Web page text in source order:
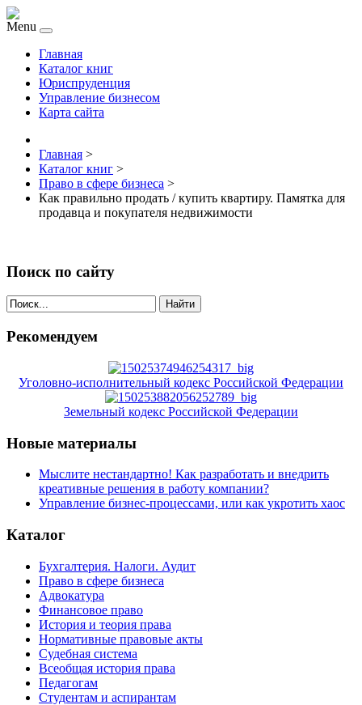
Menu
Главная
Каталог книг
Юриспруденция
Управление бизнесом
Карта сайта
Главная >
Каталог книг >
Право в сфере бизнеса >
Как правильно продать / купить квартиру. Памятка для
продавца и покупателя недвижимости
Поиск по сайту
Найти
Рекомендуем
Уголовно-исполнительный кодекс Российской Федерации
Земельный кодекс Российской Федерации
Новые материалы
Мыслите нестандартно! Как разработать и внедрить
креативные решения в работу компании?
Управление бизнес-процессами, или как укротить хаос
Каталог
Бухгалтерия. Налоги. Аудит
Право в сфере бизнеса
Адвокатура
Финансовое право
История и теория права
Нормативные правовые акты
Судебная система
Всеобщая история права
Педагогам
Студентам и аспирантам